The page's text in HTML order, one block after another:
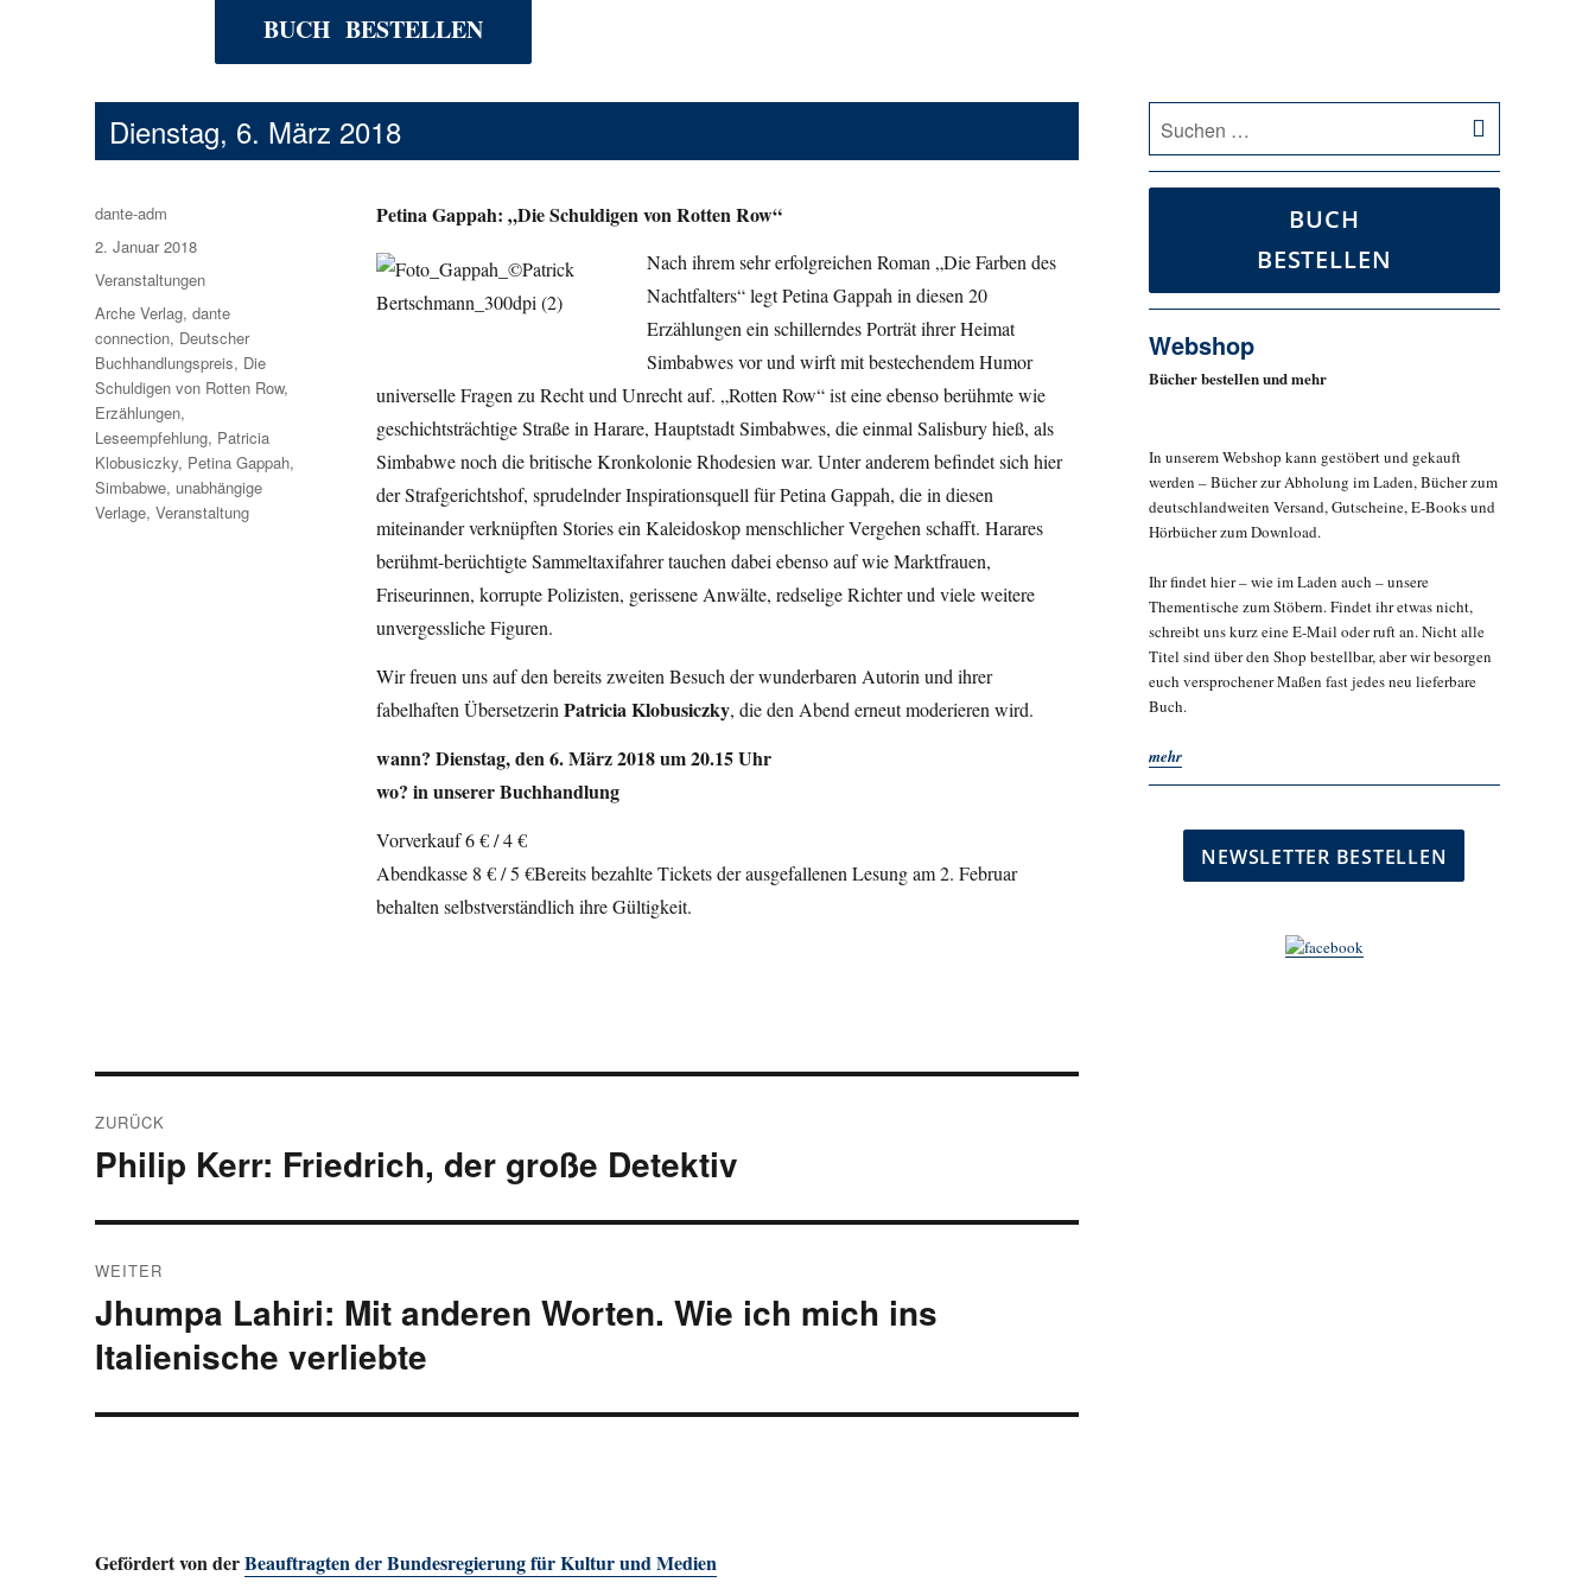
BUCH BESTELLEN
Dienstag, 6. März 2018
Petina Gappah: „Die Schuldigen von Rotten Row“
Nach ihrem sehr erfolgreichen Roman „Die Farben des
Nachtfalters“ legt Petina Gappah in diesen 20
Erzählungen ein schillerndes Porträt ihrer Heimat
Simbabwes vor und wirft mit bestechendem Humor
universelle Fragen zu Recht und Unrecht auf. „Rotten Row“ ist eine ebenso berühmte wie
geschichtsträchtige Straße in Harare, Hauptstadt Simbabwes, die einmal Salisbury hieß, als
Simbabwe noch die britische Kronkolonie Rhodesien war. Unter anderem befindet sich hier
der Strafgerichtshof, sprudelnder Inspirationsquell für Petina Gappah, die in diesen
miteinander verknüpften Stories ein Kaleidoskop menschlicher Vergehen schafft. Harares
berühmt-berüchtigte Sammeltaxifahrer tauchen dabei ebenso auf wie Marktfrauen,
Friseurinnen, korrupte Polizisten, gerissene Anwälte, redselige Richter und viele weitere
unvergessliche Figuren.
Wir freuen uns auf den bereits zweiten Besuch der wunderbaren Autorin und ihrer
fabelhaften Übersetzerin Patricia Klobusiczky, die den Abend erneut moderieren wird.
wann? Dienstag, den 6. März 2018 um 20.15 Uhr
wo? in unserer Buchhandlung
Vorverkauf 6 € / 4 €
Abendkasse 8 € / 5 €Bereits bezahlte Tickets der ausgefallenen Lesung am 2. Februar
behalten selbstverständlich ihre Gültigkeit.
Autor
dante-adm
Veröffentlicht
am
2. Januar 2018
Kategorien
Veranstaltungen
Schlagwörter
Arche Verlag,dante
connection, Deutscher
Buchhandlungspreis, Die
Schuldigen von Rotten Row,
Erzählungen,
Leseempfehlung, Patricia
Klobusiczky, Petina Gappah,
Simbabwe, unabhängige
Verlage,Veranstaltung
ZURÜCK
Vorheriger
Philip Kerr: Friedrich, der große Detektiv
WEITER
Nächster
Beitrag:
Jhumpa Lahiri: Mit anderen Worten. Wie ich mich ins
Italienische verliebte
Gefördert von derBeauftragten der Bundesregierung für Kultur und Medien
nach:
BUCH
BESTELLEN
Webshop
Bücher bestellen und mehr
In unserem Webshop kann gestöbert und gekauft
werden – Bücher zur Abholung im Laden, Bücher zum
deutschlandweiten Versand, Gutscheine, E-Books und
Hörbücher zum Download.
Ihr findet hier – wie im Laden auch – unsere
Thementische zum Stöbern. Findet ihr etwas nicht,
schreibt uns kurz eine E-Mail oder ruft an. Nicht alle
Titel sind über den Shop bestellbar, aber wir besorgen
euch versprochener Maßen fast jedes neu lieferbare
Buch.
mehr